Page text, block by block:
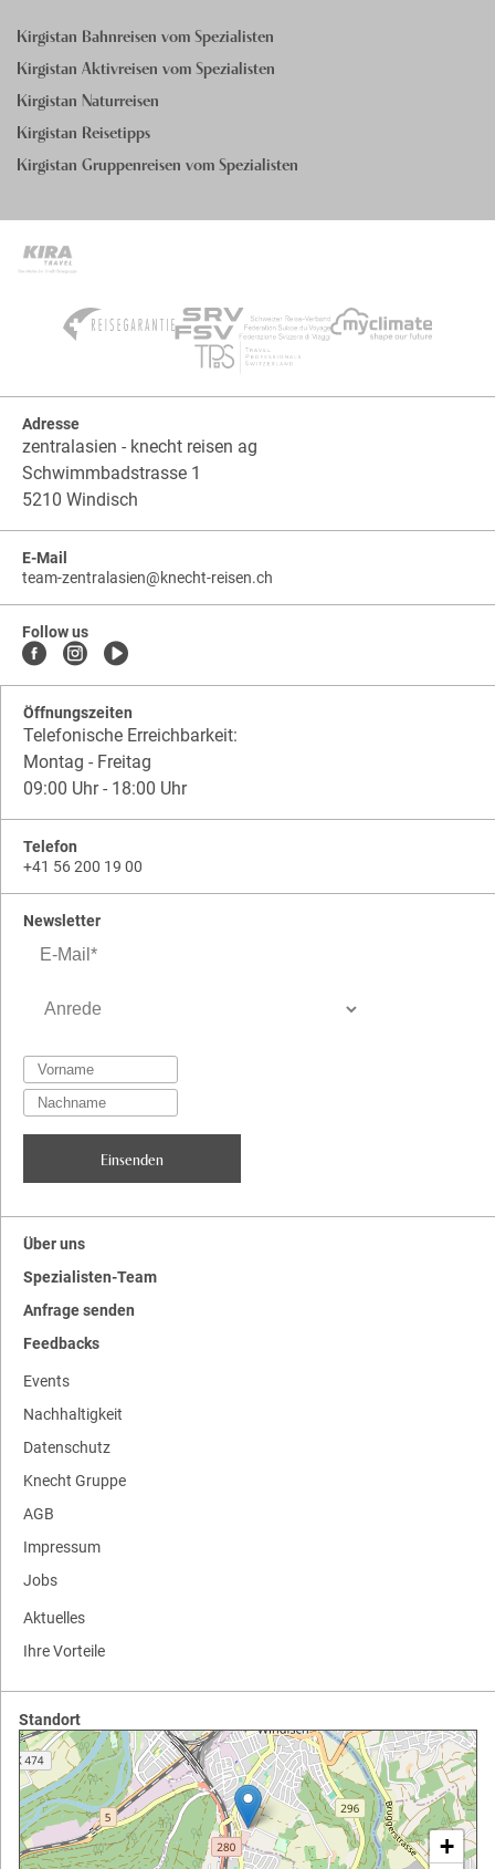
Kirgistan Bahnreisen vom Spezialisten
Kirgistan Aktivreisen vom Spezialisten
Kirgistan Naturreisen
Kirgistan Reisetipps
Kirgistan Gruppenreisen vom Spezialisten
Adresse
zentralasien - knecht reisen ag
Schwimmbadstrasse 1
5210 Windisch
E-Mail
team-zentralasien@knecht-reisen.ch
Follow us
Öffnungszeiten
Telefonische Erreichbarkeit:
Montag - Freitag
09:00 Uhr - 18:00 Uhr
Telefon
+41 56 200 19 00
Newsletter
Über uns
Spezialisten-Team
Anfrage senden
Feedbacks
Events
Nachhaltigkeit
Datenschutz
Knecht Gruppe
AGB
Impressum
Jobs
Aktuelles
Ihre Vorteile
Standort
+